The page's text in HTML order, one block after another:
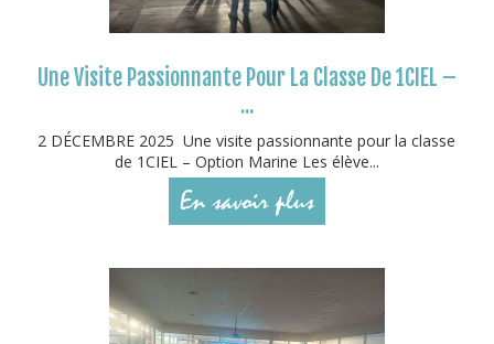
Une Visite Passionnante Pour La Classe De 1CIEL –
...
2 DÉCEMBRE 2025 Une visite passionnante pour la classe
de 1CIEL – Option Marine Les élève...
En savoir plus